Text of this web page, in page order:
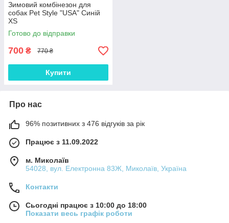
Зимовий комбінезон для
собак Pet Style "USA" Синій
XS
Готово до відправки
700 ₴ 770 ₴
Купити
Про нас
96% позитивних з 476 відгуків за рік
Працює з 11.09.2022
м. Миколаїв
54028, вул. Електронна 83Ж, Миколаїв, Україна
Контакти
Сьогодні працює з 10:00 до 18:00
Показати весь графік роботи